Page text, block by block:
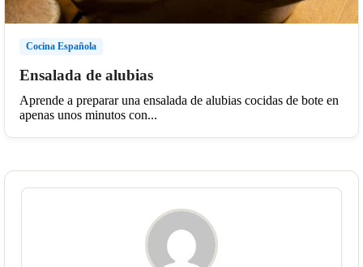
Cocina Española
Ensalada de alubias
Aprende a preparar una ensalada de alubias cocidas de bote en
apenas unos minutos con...